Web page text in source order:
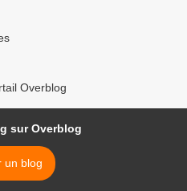
Overblog
sur Overblog
un blog